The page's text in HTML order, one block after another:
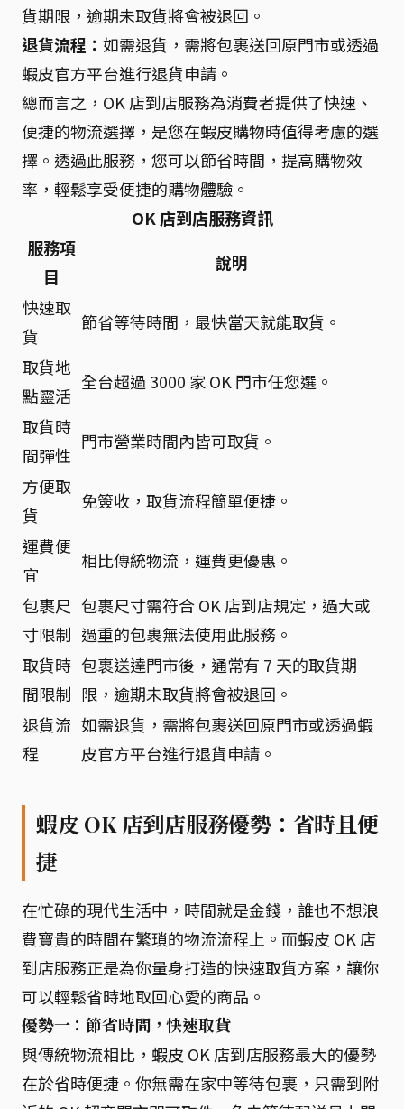
貨期限，逾期未取貨將會被退回。
退貨流程： 如需退貨，需將包裹送回原門市或透過
蝦皮官方平台進行退貨申請。
總而言之，OK 店到店服務為消費者提供了快速、
便捷的物流選擇，是您在蝦皮購物時值得考慮的選
擇。透過此服務，您可以節省時間，提高購物效
率，輕鬆享受便捷的購物體驗。
OK 店到店服務資訊
服務項
目
說明
快速取
貨
節省等待時間，最快當天就能取貨。
取貨地
點靈活
全台超過 3000 家 OK 門市任您選。
取貨時
間彈性
門市營業時間內皆可取貨。
方便取
貨
免簽收，取貨流程簡單便捷。
運費便
宜
相比傳統物流，運費更優惠。
包裹尺
寸限制
包裹尺寸需符合 OK 店到店規定，過大或
過重的包裹無法使用此服務。
取貨時
間限制
包裹送達門市後，通常有 7 天的取貨期
限，逾期未取貨將會被退回。
退貨流
程
如需退貨，需將包裹送回原門市或透過蝦
皮官方平台進行退貨申請。
蝦皮 OK 店到店服務優勢：省時且便
捷
在忙碌的現代生活中，時間就是金錢，誰也不想浪
費寶貴的時間在繁瑣的物流流程上。而蝦皮 OK 店
到店服務正是為你量身打造的快速取貨方案，讓你
可以輕鬆省時地取回心愛的商品。
優勢一：節省時間，快速取貨
與傳統物流相比，蝦皮 OK 店到店服務最大的優勢
在於省時便捷。你無需在家中等待包裹，只需到附